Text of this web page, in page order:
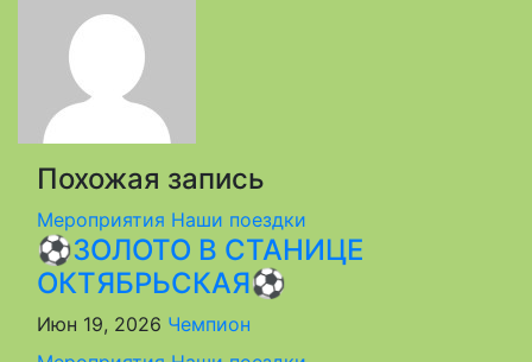
записям
Похожая запись
Мероприятия Наши поездки
⚽ЗОЛОТО В СТАНИЦЕ
ОКТЯБРЬСКАЯ⚽
Июн 19, 2026 Чемпион